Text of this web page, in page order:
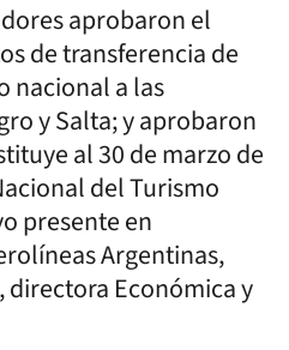
aprobaron el
de transferencia de
nacional a las
y Salta; y aprobaron
al 30 de marzo de
del Turismo
presente en
Argentinas,
Económica y